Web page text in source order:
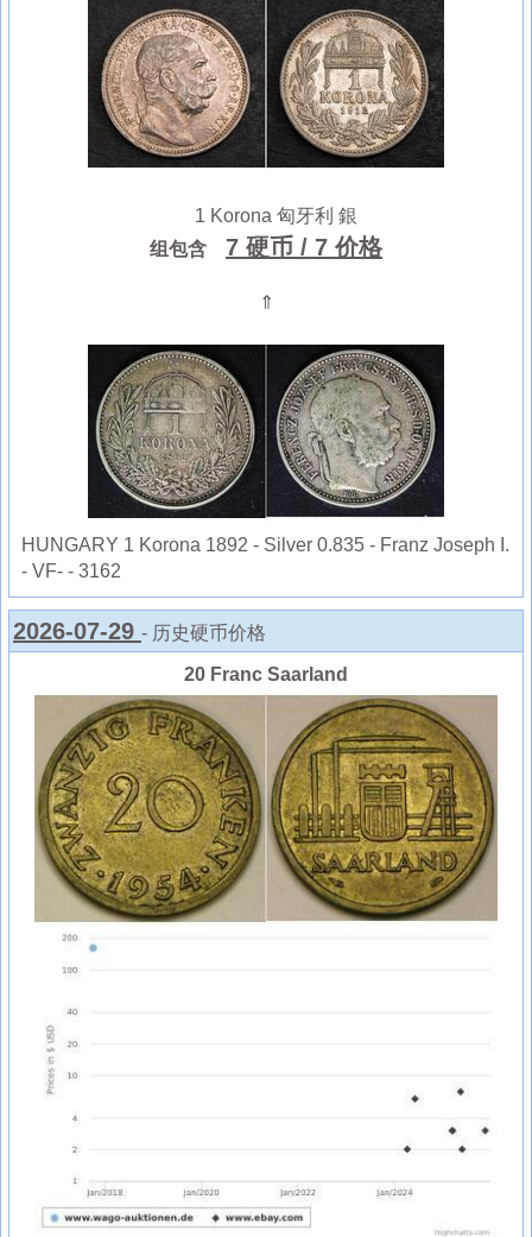
1 Korona 匈牙利 銀
组包含
7 硬币 / 7 价格
⇑
HUNGARY 1 Korona 1892 - Silver 0.835 - Franz Joseph I.
- VF- - 3162
2026-07-29 - 历史硬币价格
20 Franc Saarland